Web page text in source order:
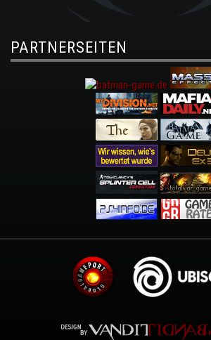
PARTNERSEITEN